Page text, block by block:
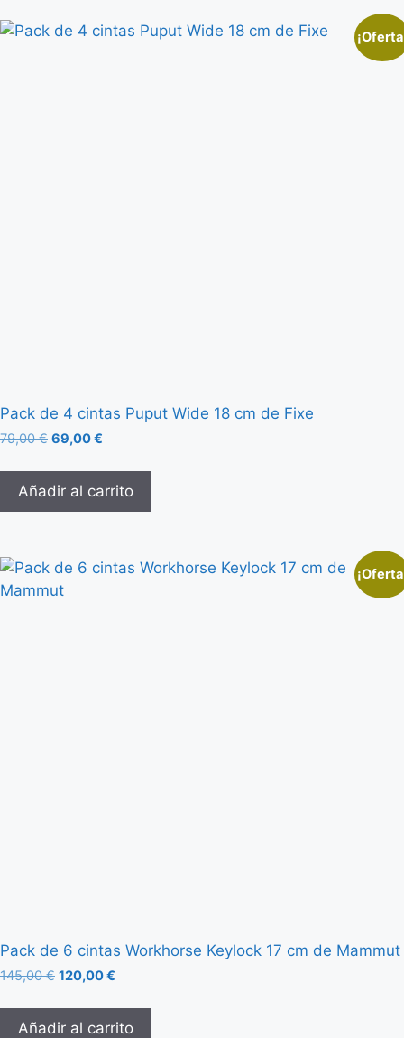
Pack de 4 cintas Puput Wide 18 cm de Fixe
79,00€ 69,00€
Añadir al carrito
Pack de 6 cintas Workhorse Keylock 17 cm de Mammut
145,00€ 120,00€
Añadir al carrito